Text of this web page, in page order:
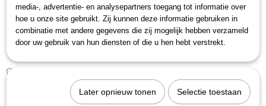
Gedore R94100151 (3301424)
Waterpas magnetisch L 300 mm, 2 x libel, alu..Glad aluminium…
€ 14,29
media-, advertentie- en analysepartners toegang tot informatie over
hoe u onze site gebruikt. Zij kunnen deze informatie gebruiken in
combinatie met andere gegevens die zij mogelijk hebben verzameld
door uw gebruik van hun diensten of die u hen hebt verstrekt.
Later opnieuw tonen Selectie toestaan